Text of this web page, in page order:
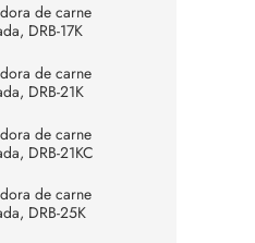
de carne
DRB-17K
de carne
DRB-21K
de carne
DRB-21KC
de carne
DRB-25K